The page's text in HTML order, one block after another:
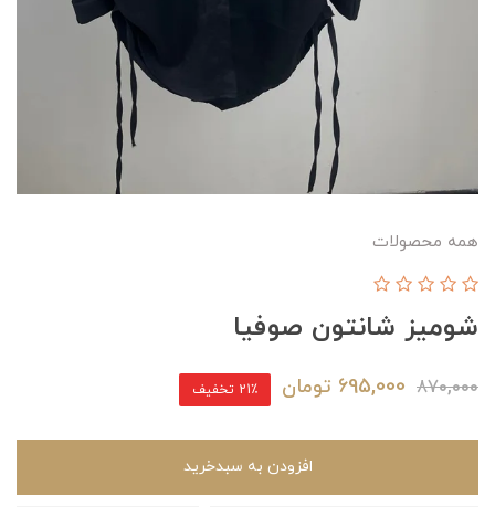
همه محصولات
شومیز شانتون صوفیا
870,000
695,000 تومان 21٪ تخفیف
افزودن به سبدخرید